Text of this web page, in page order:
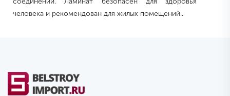
человека и рекомендован для жилых помещений..